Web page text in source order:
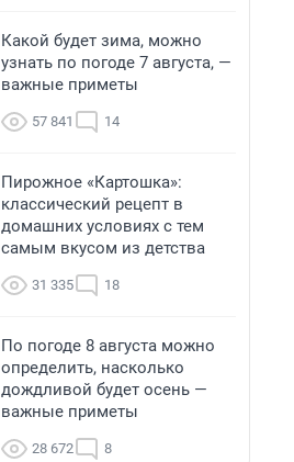
Какой будет зима, можно
узнать по погоде 7 августа, —
важные приметы
57 841 14
Пирожное «Картошка»:
классический рецепт в
домашних условиях с тем
самым вкусом из детства
31 335 18
По погоде 8 августа можно
определить, насколько
дождливой будет осень —
важные приметы
28 672 8